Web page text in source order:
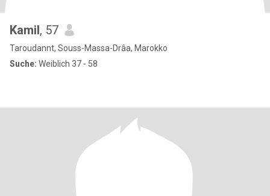
Kamil, 57
Taroudannt, Souss-Massa-Drâa, Marokko
Suche: Weiblich 37 - 58